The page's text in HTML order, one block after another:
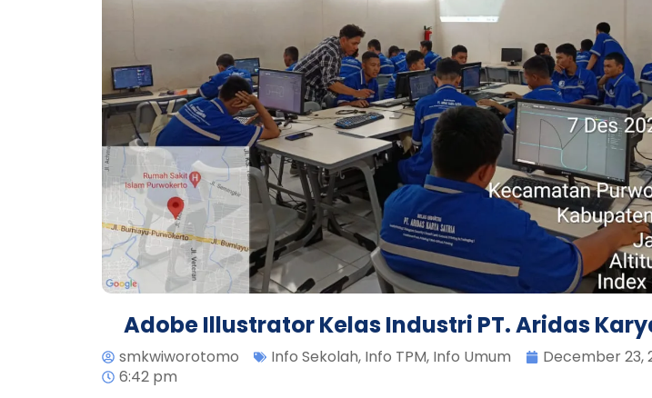
Adobe Illustrator Kelas Industri PT. Aridas
smkwiworotomo Info Sekolah, Info TPM, Info Umum
December 23,
6:42 pm